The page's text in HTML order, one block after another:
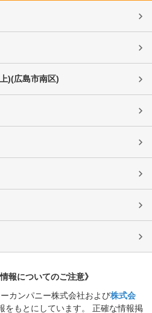
)(広島市南区)
報についてのご注意》
カンパニー株式会社および株式会
をもとにしています。 正確な情報掲